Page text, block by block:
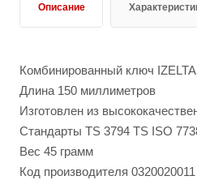
Описание
Комбинированный ключ
Длина 150 миллиметров
Изготовлен из
Стандарты TS 3794 TS ISO
Вес 45 грамм
Код производителя 0320020011